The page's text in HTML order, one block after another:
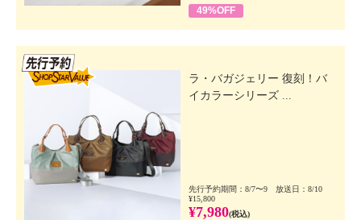
49%OFF
ラ・バガジェリー 復刻！バ
イカラーシリーズ ...
先行予約期間：8/7〜9 放送日：8/10
¥15,800
¥7,980(税込)